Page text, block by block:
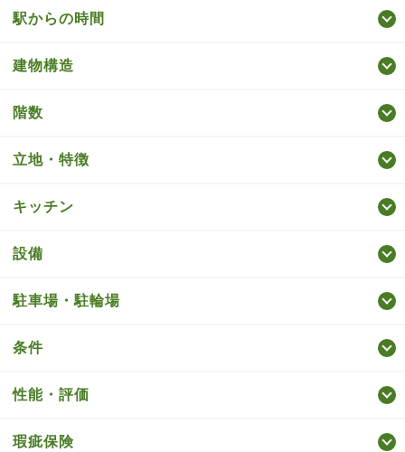
駅からの時間
建物構造
階数
立地・特徴
キッチン
設備
駐車場・駐輪場
条件
性能・評価
瑕疵保険